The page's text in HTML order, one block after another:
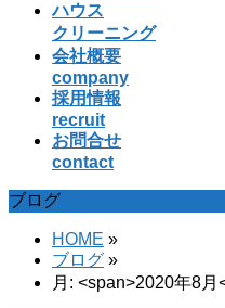
ハウス
クリーニング
会社概要
company
採用情報
recruit
お問合せ
contact
ブログ
HOME »
ブログ »
月: <span>2020年8月